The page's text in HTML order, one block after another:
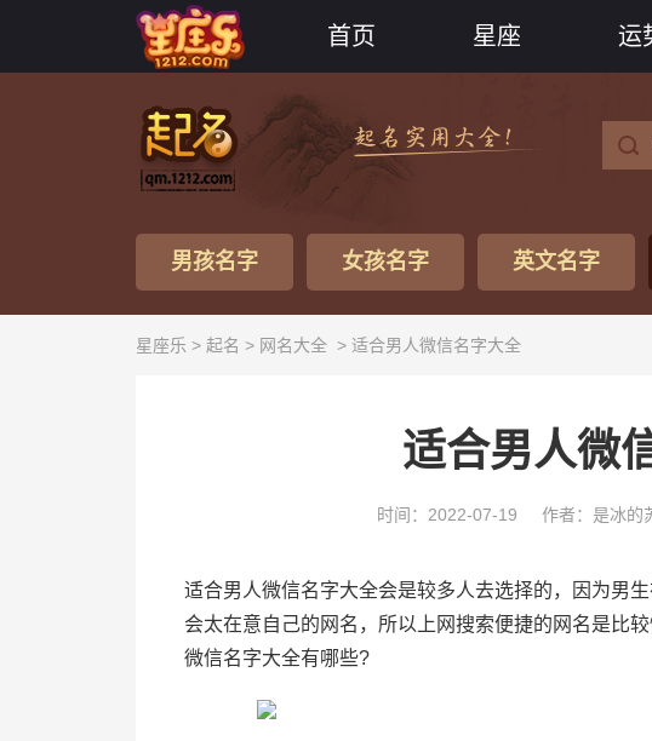
首页 星座 运
男孩名字 女孩名字 英文名字
星座乐 > 起名 > 网名大全 > 适合男人微信名字大全
适合男人微
时间：2022-07-19 作者：是冰的
适合男人微信名字大全会是较多人去选择的，因为男
会太在意自己的网名，所以上网搜索便捷的网名是比
微信名字大全有哪些?